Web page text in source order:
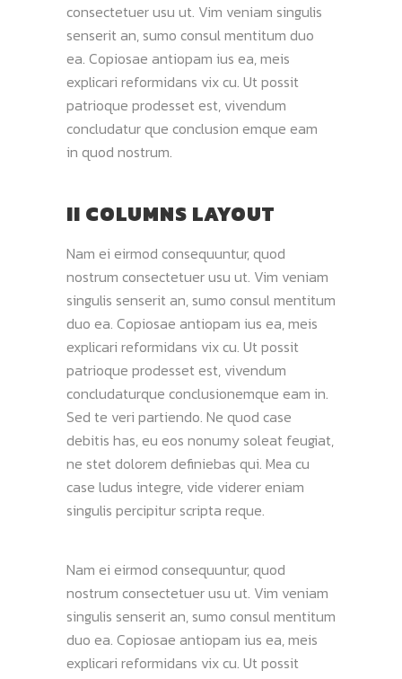
consectetuer usu ut. Vim veniam singulis
senserit an, sumo consul mentitum duo
ea. Copiosae antiopam ius ea, meis
explicari reformidans vix cu. Ut possit
patrioque prodesset est, vivendum
concludatur que conclusion emque eam
in quod nostrum.
II COLUMNS LAYOUT
Nam ei eirmod consequuntur, quod
nostrum consectetuer usu ut. Vim veniam
singulis senserit an, sumo consul mentitum
duo ea. Copiosae antiopam ius ea, meis
explicari reformidans vix cu. Ut possit
patrioque prodesset est, vivendum
concludaturque conclusionemque eam in.
Sed te veri partiendo. Ne quod case
debitis has, eu eos nonumy soleat feugiat,
ne stet dolorem definiebas qui. Mea cu
case ludus integre, vide viderer eniam
singulis percipitur scripta reque.
Nam ei eirmod consequuntur, quod
nostrum consectetuer usu ut. Vim veniam
singulis senserit an, sumo consul mentitum
duo ea. Copiosae antiopam ius ea, meis
explicari reformidans vix cu. Ut possit